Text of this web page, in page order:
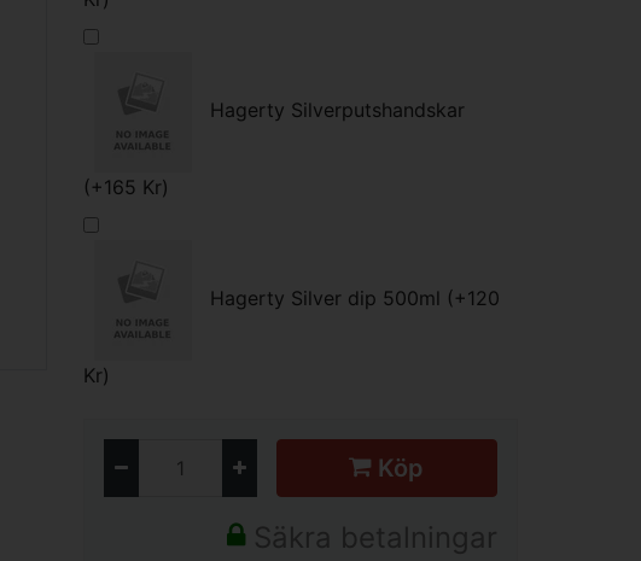
Hagerty Silverputshandskar
(+165 Kr)
Hagerty Silver dip 500ml (+120
Kr)
Köp
Säkra betalningar